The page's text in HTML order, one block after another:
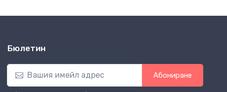
Бюлетин
Абониране